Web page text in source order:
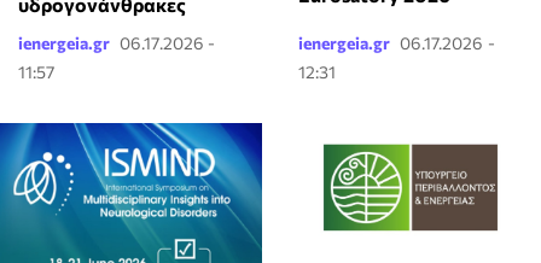
υδρογονάνθρακες
ienergeia.gr 06.17.2026 -
11:57
ienergeia.gr 06.17.2026 -
12:31